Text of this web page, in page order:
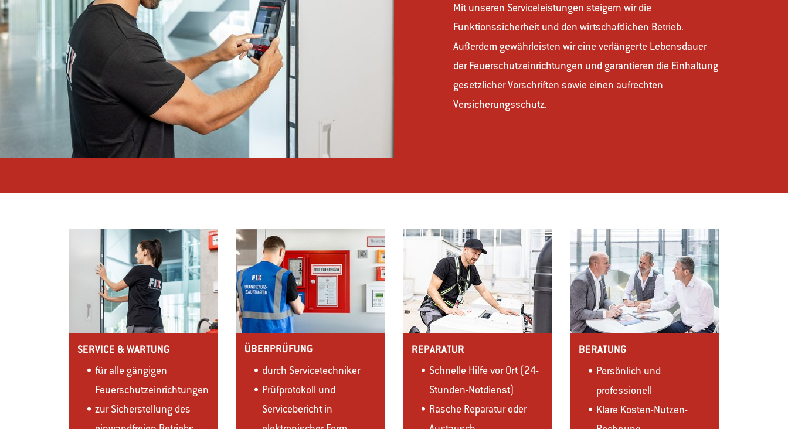
Mit unseren Serviceleistungen steigern wir die
Funktionssicherheit und den wirtschaftlichen Betrieb.
Außerdem gewährleisten wir eine verlängerte Lebensdauer
der Feuerschutzeinrichtungen und garantieren die Einhaltung
gesetzlicher Vorschriften sowie einen aufrechten
Versicherungsschutz.
SERVICE & WARTUNG
für alle gängigen
Feuerschutzeinrichtungen
zur Sicherstellung des
ÜBERPRÜFUNG
durch Servicetechniker
Prüfprotokoll und
Servicebericht in
REPARATUR
Schnelle Hilfe vor Ort (24-
Stunden-Notdienst)
Rasche Reparatur oder
BERATUNG
Persönlich und
professionell
Klare Kosten-Nutzen-